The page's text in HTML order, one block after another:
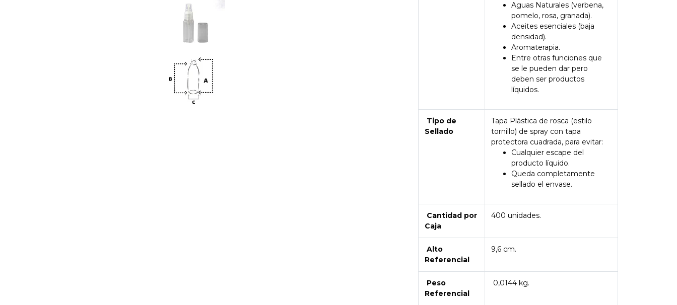
Aguas Naturales (verbena,
pomelo, rosa, granada).
Aceites esenciales (baja
densidad).
Aromaterapia.
Entre otras funciones que
se le pueden dar pero
deben ser productos
líquidos.
Tipo de
Sellado
Tapa Plástica de rosca (estilo
tornillo) de spray con tapa
protectora cuadrada, para evitar:
Cualquier escape del
producto líquido.
Queda completamente
sellado el envase.
Cantidad por
Caja
400 unidades.
Alto
Referencial
9,6 cm.
Peso
Referencial
0,0144 kg.